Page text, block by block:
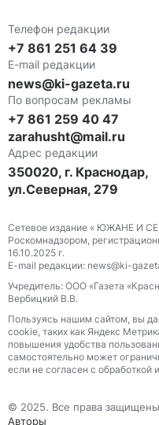
Телефон редакции
+7 861 251 64 39
E-mail редакции
news@ki-gazeta.ru
По вопросам рекламы
+7 861 259 40 47
zarahusht@mail.ru
Адрес редакции
350020, г. Краснодар,
ул.Северная, 279
Сетевое издание « ЮЖАНЕ И
Роскомнадзором,
16.10.2025 г.
E-mail редакции: news@ki-
Учредитель: ООО «Газета
Вербицкий В.В.
Пользуясь нашим сайтом, вы
сооkіе, таких как Яндекс
повышения удобства
самостоятельно может
если не согласен с
© 2025. Все права
Авторы